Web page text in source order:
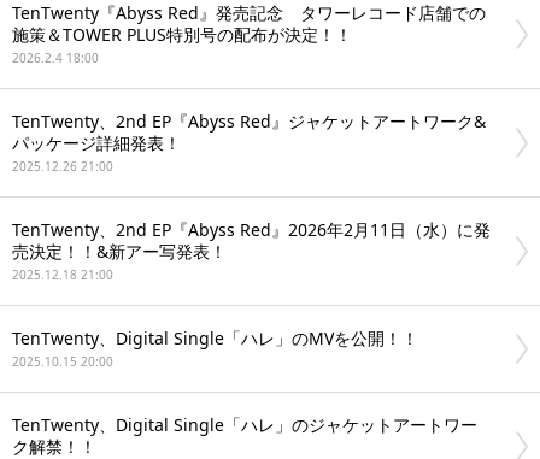
TenTwenty『Abyss Red』発売記念 タワーレコード店舗での
施策＆TOWER PLUS特別号の配布が決定！！
2026.2.4 18:00
TenTwenty、2nd EP『Abyss Red』ジャケットアートワーク&
パッケージ詳細発表！
2025.12.26 21:00
TenTwenty、2nd EP『Abyss Red』2026年2月11日（水）に発
売決定！！&新アー写発表！
2025.12.18 21:00
TenTwenty、Digital Single「ハレ」のMVを公開！！
2025.10.15 20:00
TenTwenty、Digital Single「ハレ」のジャケットアートワー
ク解禁！！